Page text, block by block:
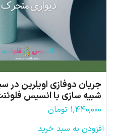
جریان دوفازی اویلرین در
شبیه سازی با انسیس
۱,۴۴۰,۰۰۰ تومان
افزودن به سبد خرید